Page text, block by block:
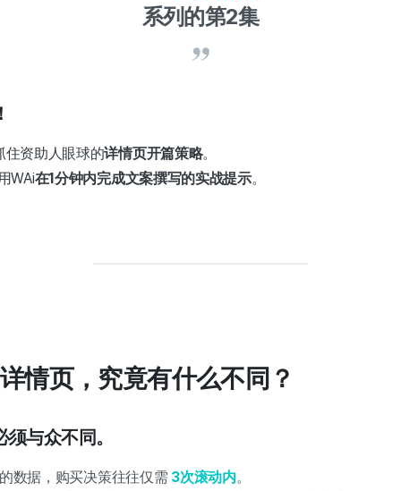
系列的第2集
住资助人眼球的详情页开篇策略。
WAi在1分钟内完成文案撰写的实战提示。
情页，究竟有什么不同？
与众不同。
数据，购买决策往往仅需 3次滚动内。